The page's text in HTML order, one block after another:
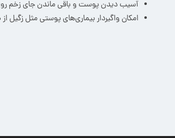
آسیب دیدن پوست و باقی ماندن جای زخم
امکان واگیردار بیماری‌های پوستی مثل زگیل